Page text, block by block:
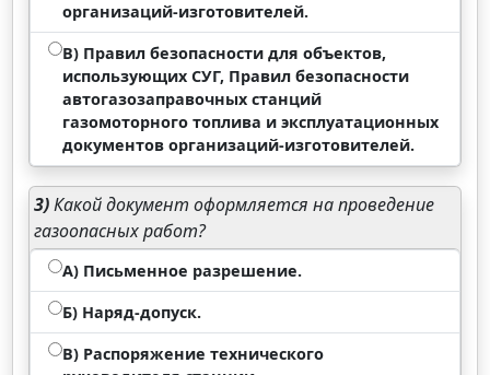
организаций-изготовителей.
В) Правил безопасности для объектов,
использующих СУГ, Правил безопасности
автогазозаправочных станций
газомоторного топлива и эксплуатационных
документов организаций-изготовителей.
3)Какой документ оформляется на проведение
газоопасных работ?
А) Письменное разрешение.
Б) Наряд-допуск.
В) Распоряжение технического